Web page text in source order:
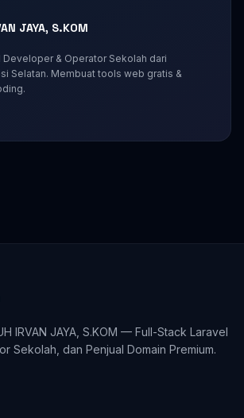
JAYA, S.KOM
Developer & Operator Sekolah dari
Selatan. Membuat tools web gratis &
IRVAN JAYA, S.KOM — Full-Stack Laravel
Sekolah, dan Penjual Domain Premium.